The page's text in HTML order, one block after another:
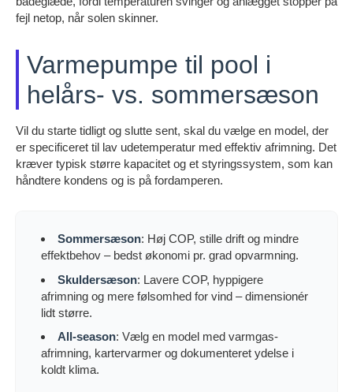
fejl netop, når solen skinner.
Varmepumpe til pool i
helårs- vs. sommersæson
Vil du starte tidligt og slutte sent, skal du vælge en model, der
er specificeret til lav udetemperatur med effektiv afrimning. Det
kræver typisk større kapacitet og et styringssystem, som kan
håndtere kondens og is på fordamperen.
Sommersæson: Høj COP, stille drift og mindre
effektbehov – bedst økonomi pr. grad opvarmning.
Skuldersæson: Lavere COP, hyppigere
afrimning og mere følsomhed for vind – dimensionér
lidt større.
All-season: Vælg en model med varmgas-
afrimning, kartervarmer og dokumenteret ydelse i
koldt klima.